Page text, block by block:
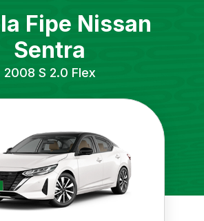
Fipe Nissan
Sentra
2008 S 2.0 Flex